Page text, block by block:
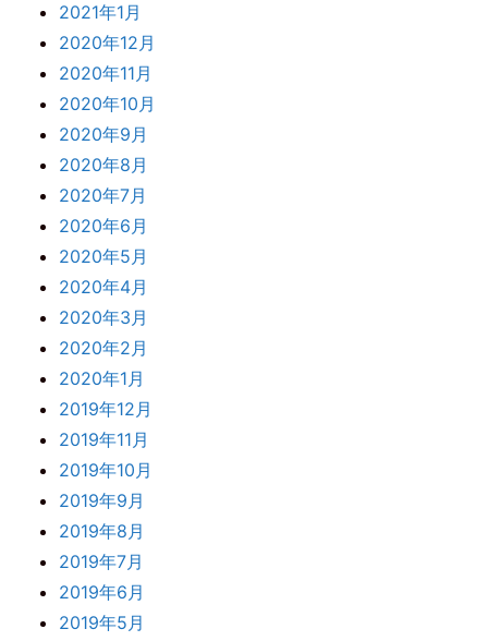
2021年1月
2020年12月
2020年11月
2020年10月
2020年9月
2020年8月
2020年7月
2020年6月
2020年5月
2020年4月
2020年3月
2020年2月
2020年1月
2019年12月
2019年11月
2019年10月
2019年9月
2019年8月
2019年7月
2019年6月
2019年5月